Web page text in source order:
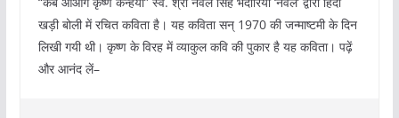
खड़ी बोली में रचित कविता है। यह कविता सन् 1970 की जन्माष्टमी के दिन
लिखी गयी थी। कृष्ण के विरह में व्याकुल कवि की पुकार है यह कविता। पढ़ें
और आनंद लें–